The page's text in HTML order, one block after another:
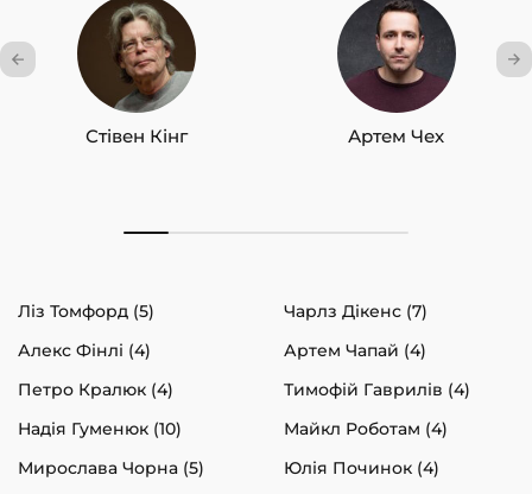
Стівен Кінг Артем Чех
Ліз Томфорд (5)
Чарлз Дікенс (7)
Алекс Фінлі (4)
Артем Чапай (4)
Петро Кралюк (4)
Тимофій Гаврилів (4)
Надія Гуменюк (10)
Майкл Роботам (4)
Мирослава Чорна (5)
Юлія Починок (4)